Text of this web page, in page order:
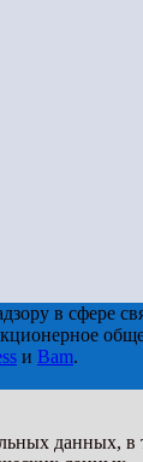
в сфере
и Bam.